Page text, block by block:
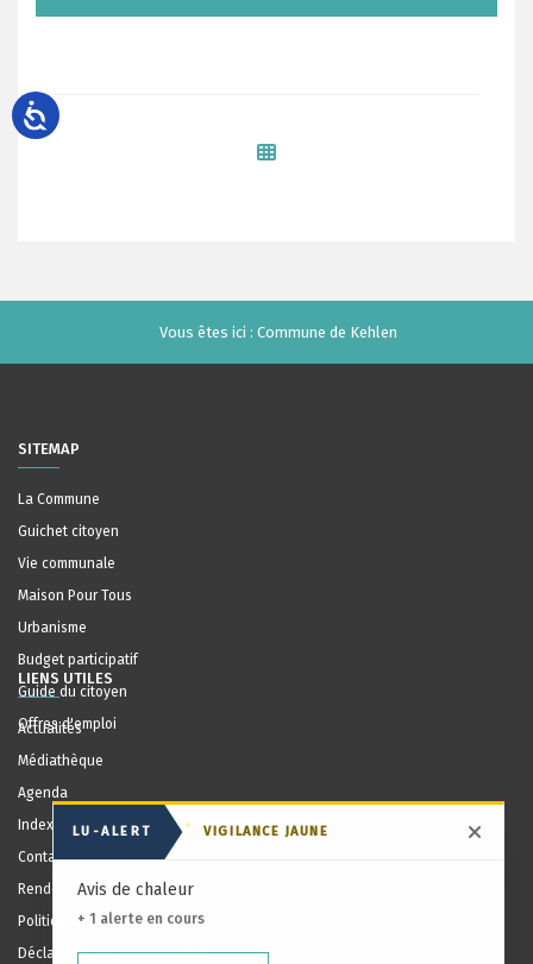
LU-ALERT VIGILANCE JAUNE
Avis de chaleur
+ 1 alerte en cours
Vous êtes ici : Commune de Kehlen
SITEMAP
La Commune
Guichet citoyen
Vie communale
Maison Pour Tous
Urbanisme
Budget participatif
Guide du citoyen
Offres d'emploi
LIENS UTILES
Actualités
Médiathèque
Agenda
Index communal
Contact
Rendez-vous en ligne
Politique de confidentialité
Déclaration sur l'accessibilité